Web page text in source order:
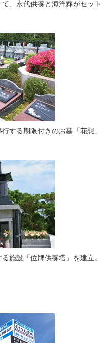
、永代供養と海洋葬がセット
する期限付きのお墓「花想」
施設「位牌供養塔」を建立。